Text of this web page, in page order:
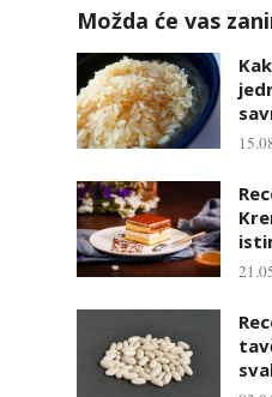
Možda će vas